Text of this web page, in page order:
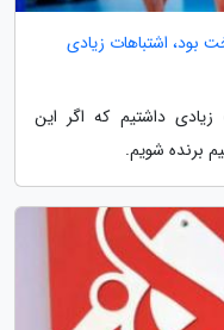
بود، اشتباهات زیادی
داشتیم که اگر این
برنده شویم.